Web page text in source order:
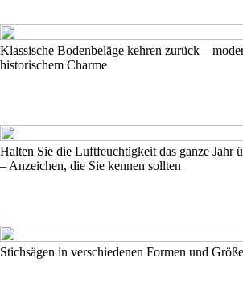
Klassische Bodenbeläge kehren zurück –
historischem Charme
Halten Sie die Luftfeuchtigkeit das ganze Jahr
– Anzeichen, die Sie kennen sollten
Stichsägen in verschiedenen Formen und